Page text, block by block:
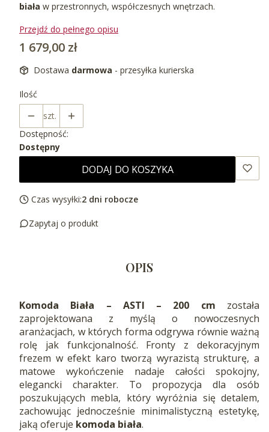
biała w przestronnych, współczesnych wnętrzach.
Przejdź do pełnego opisu
Cena
1 679,00 zł
Dostawa darmowa - przesyłka kurierska
Ilość
szt.
Dostępność:
Dostępny
DODAJ DO KOSZYKA
Czas wysyłki:2 dni robocze
Zapytaj o produkt
OPIS
Komoda Biała – ASTI – 200 cm została
zaprojektowana z myślą o nowoczesnych
aranżacjach, w których forma odgrywa równie ważną
rolę jak funkcjonalność. Fronty z dekoracyjnym
frezem w efekt karo tworzą wyrazistą strukturę, a
matowe wykończenie nadaje całości spokojny,
elegancki charakter. To propozycja dla osób
poszukujących mebla, który wyróżnia się detalem,
zachowując jednocześnie minimalistyczną estetykę,
jaką oferuje komoda biała.